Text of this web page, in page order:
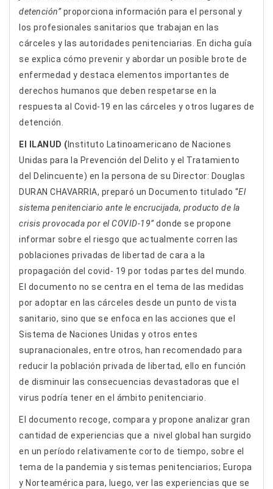
detención”proporciona información para el personal y
los profesionales sanitarios que trabajan en las
cárceles y las autoridades penitenciarias. En dicha guía
se explica cómo prevenir y abordar un posible brote de
enfermedad y destaca elementos importantes de
derechos humanos que deben respetarse en la
respuesta al Covid-19 en las cárceles y otros lugares de
detención.
El ILANUD ( Instituto Latinoamericano de Naciones
Unidas para la Prevención del Delito y el Tratamiento
del Delincuente) en la persona de su Director: Douglas
DURAN CHAVARRIA, preparó un Documento titulado “El
sistema penitenciario ante le encrucijada, producto de la
crisis provocada por el COVID-19”donde se propone
informar sobre el riesgo que actualmente corren las
poblaciones privadas de libertad de cara a la
propagación del covid- 19 por todas partes del mundo.
El documento no se centra en el tema de las medidas
por adoptar en las cárceles desde un punto de vista
sanitario, sino que se enfoca en las acciones que el
Sistema de Naciones Unidas y otros entes
supranacionales, entre otros, han recomendado para
reducir la población privada de libertad, ello en función
de disminuir las consecuencias devastadoras que el
virus podría tener en el ámbito penitenciario.
El documento recoge, compara y propone analizar gran
cantidad de experiencias que a nivel global han surgido
en un período relativamente corto de tiempo, sobre el
tema de la pandemia y sistemas penitenciarios; Europa
y Norteamérica para, luego, ver las experiencias que se